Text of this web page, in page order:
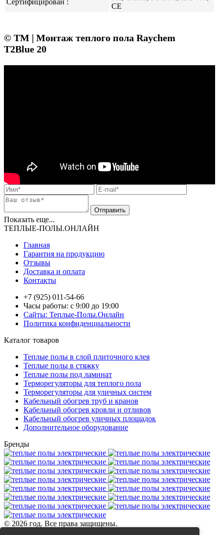
CE
© ТМ | Монтаж теплого пола Raychem
T2Blue 20
Показать еще...
ТЕПЛЫЕ-ПОЛЫ.ОНЛАЙН
Главная
Гарантия на продукцию
Отзывы
Доставка и оплата
Контакты
+7 (925) 011-54-66
Часы работы: с 9:00 до 19:00
Сайты: Теплые-Полы.Онлайн
Политика конфиденциальности
Каталог товаров
Теплые полы в слой плиточного клея
Теплые полы в стяжку
Теплые полы под ламинат
Терморегуляторы для теплого пола
Терморегуляторы для уличных систем
Кабельный обогрев труб и кранов
Кабельный обогрев кровли и отливов
Кабельный обогрев уличных площадок
Дополнительное оборудование
Бренды
© 2026 год. Все права защищены.